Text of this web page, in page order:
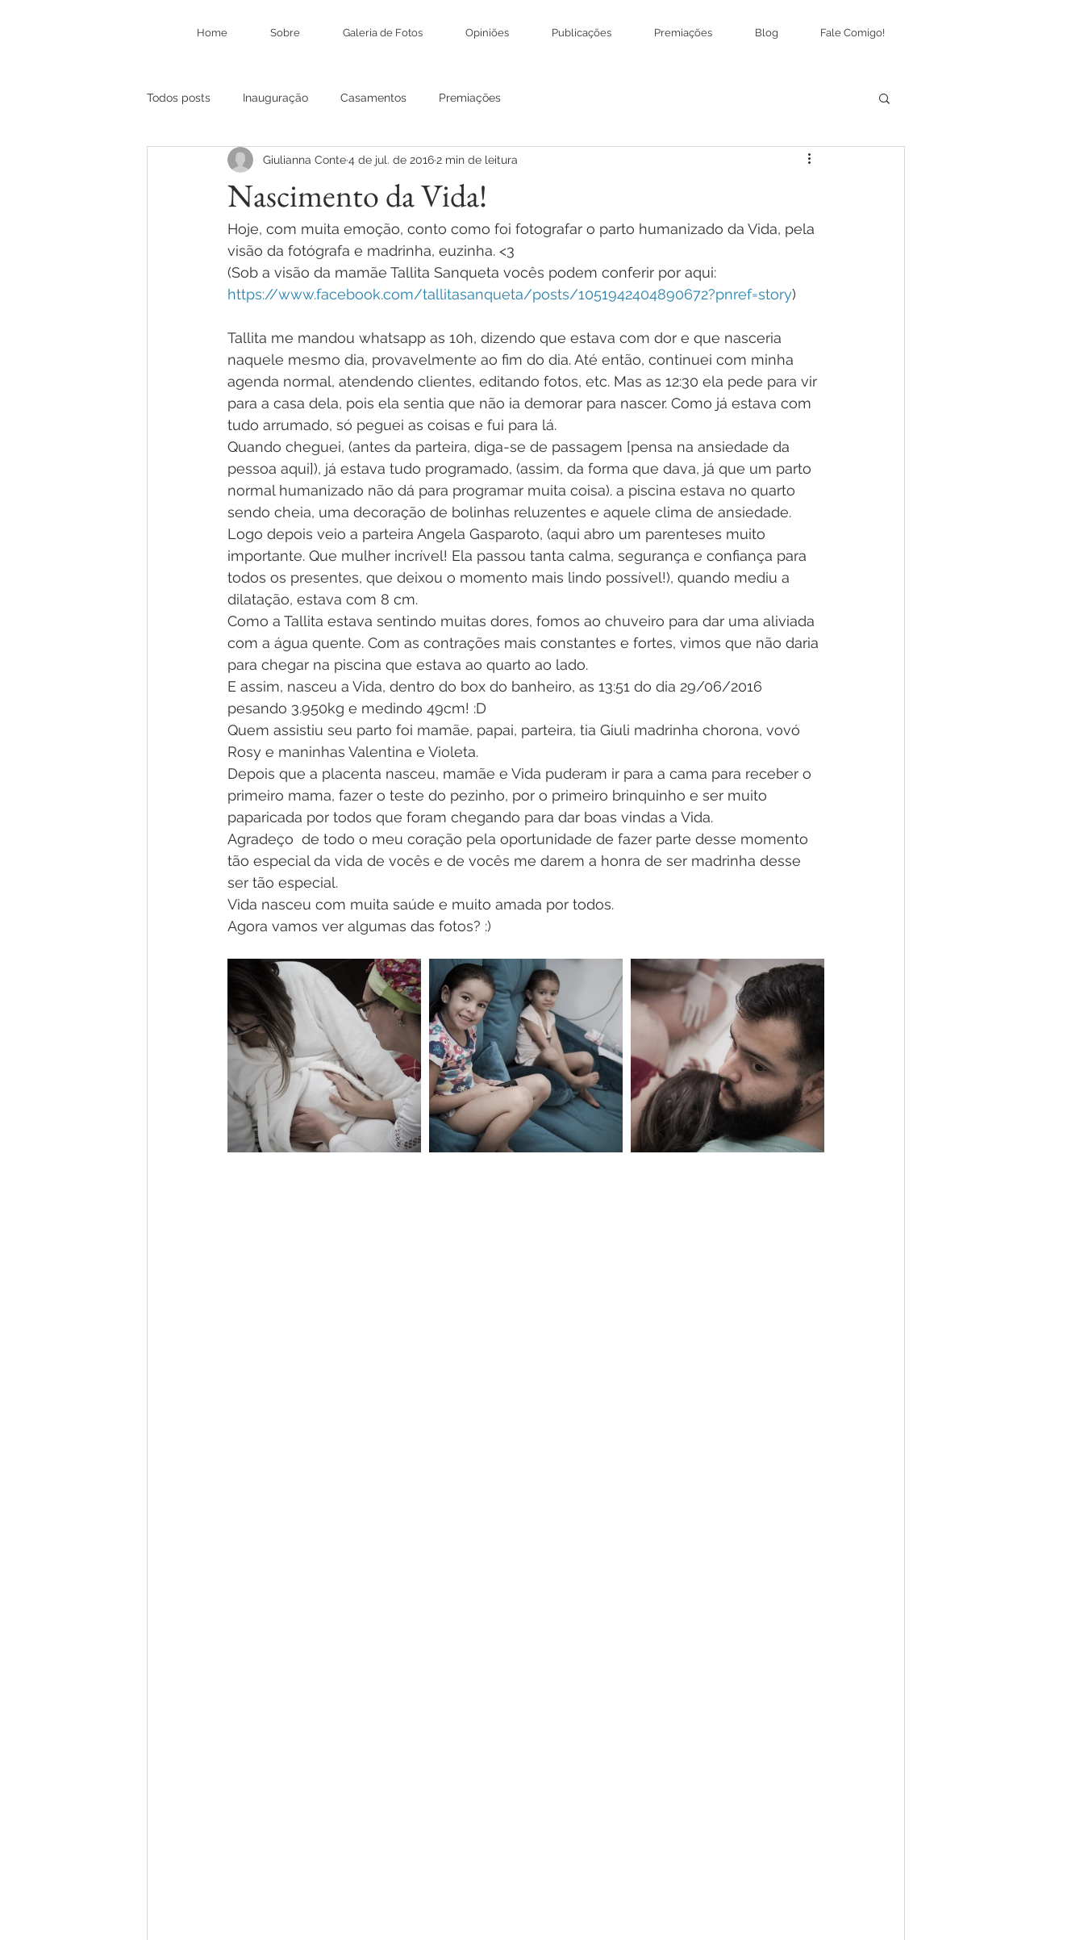
Home Sobre Galeria de Fotos Opiniões Publicações Premiações Blog Fale Comigo!
Todos posts Inauguração Casamentos Premiações
Nascimento da Vida!
Giulianna Conte4 de jul. de 20162 min de leitura
Hoje, com muita emoção, conto como foi fotografar o parto humanizado da Vida, pela
visão da fotógrafa e madrinha, euzinha. <3
(Sob a visão da mamãe Tallita Sanqueta vocês podem conferir por aqui:
https://www.facebook.com/tallitasanqueta/posts/1051942404890672?pnref=story)
Tallita me mandou whatsapp as 10h, dizendo que estava com dor e que nasceria
naquele mesmo dia, provavelmente ao fim do dia. Até então, continuei com minha
agenda normal, atendendo clientes, editando fotos, etc. Mas as 12:30 ela pede para vir
para a casa dela, pois ela sentia que não ia demorar para nascer. Como já estava com
tudo arrumado, só peguei as coisas e fui para lá.
Quando cheguei, (antes da parteira, diga-se de passagem [pensa na ansiedade da
pessoa aqui]), já estava tudo programado, (assim, da forma que dava, já que um parto
normal humanizado não dá para programar muita coisa). a piscina estava no quarto
sendo cheia, uma decoração de bolinhas reluzentes e aquele clima de ansiedade.
Logo depois veio a parteira Angela Gasparoto, (aqui abro um parenteses muito
importante. Que mulher incrível! Ela passou tanta calma, segurança e confiança para
todos os presentes, que deixou o momento mais lindo possível!), quando mediu a
dilatação, estava com 8 cm.
Como a Tallita estava sentindo muitas dores, fomos ao chuveiro para dar uma aliviada
com a água quente. Com as contrações mais constantes e fortes, vimos que não daria
para chegar na piscina que estava ao quarto ao lado.
E assim, nasceu a Vida, dentro do box do banheiro, as 13:51 do dia 29/06/2016
pesando 3.950kg e medindo 49cm! :D
Quem assistiu seu parto foi mamãe, papai, parteira, tia Giuli madrinha chorona, vovó
Rosy e maninhas Valentina e Violeta.
Depois que a placenta nasceu, mamãe e Vida puderam ir para a cama para receber o
primeiro mama, fazer o teste do pezinho, por o primeiro brinquinho e ser muito
paparicada por todos que foram chegando para dar boas vindas a Vida.
Agradeço  de todo o meu coração pela oportunidade de fazer parte desse momento
tão especial da vida de vocês e de vocês me darem a honra de ser madrinha desse
ser tão especial.
Vida nasceu com muita saúde e muito amada por todos.
Agora vamos ver algumas das fotos? :)